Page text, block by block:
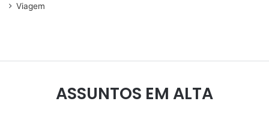
Viagem
ASSUNTOS EM ALTA